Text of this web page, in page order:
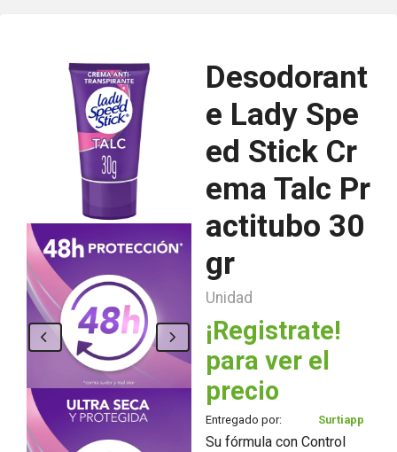
Desodorant
e Lady Spe
ed Stick Cr
ema Talc Pr
actitubo 30
gr
Unidad
¡Registrate!
para ver el
precio
Entregado por: Surtiapp
Su fórmula con Control